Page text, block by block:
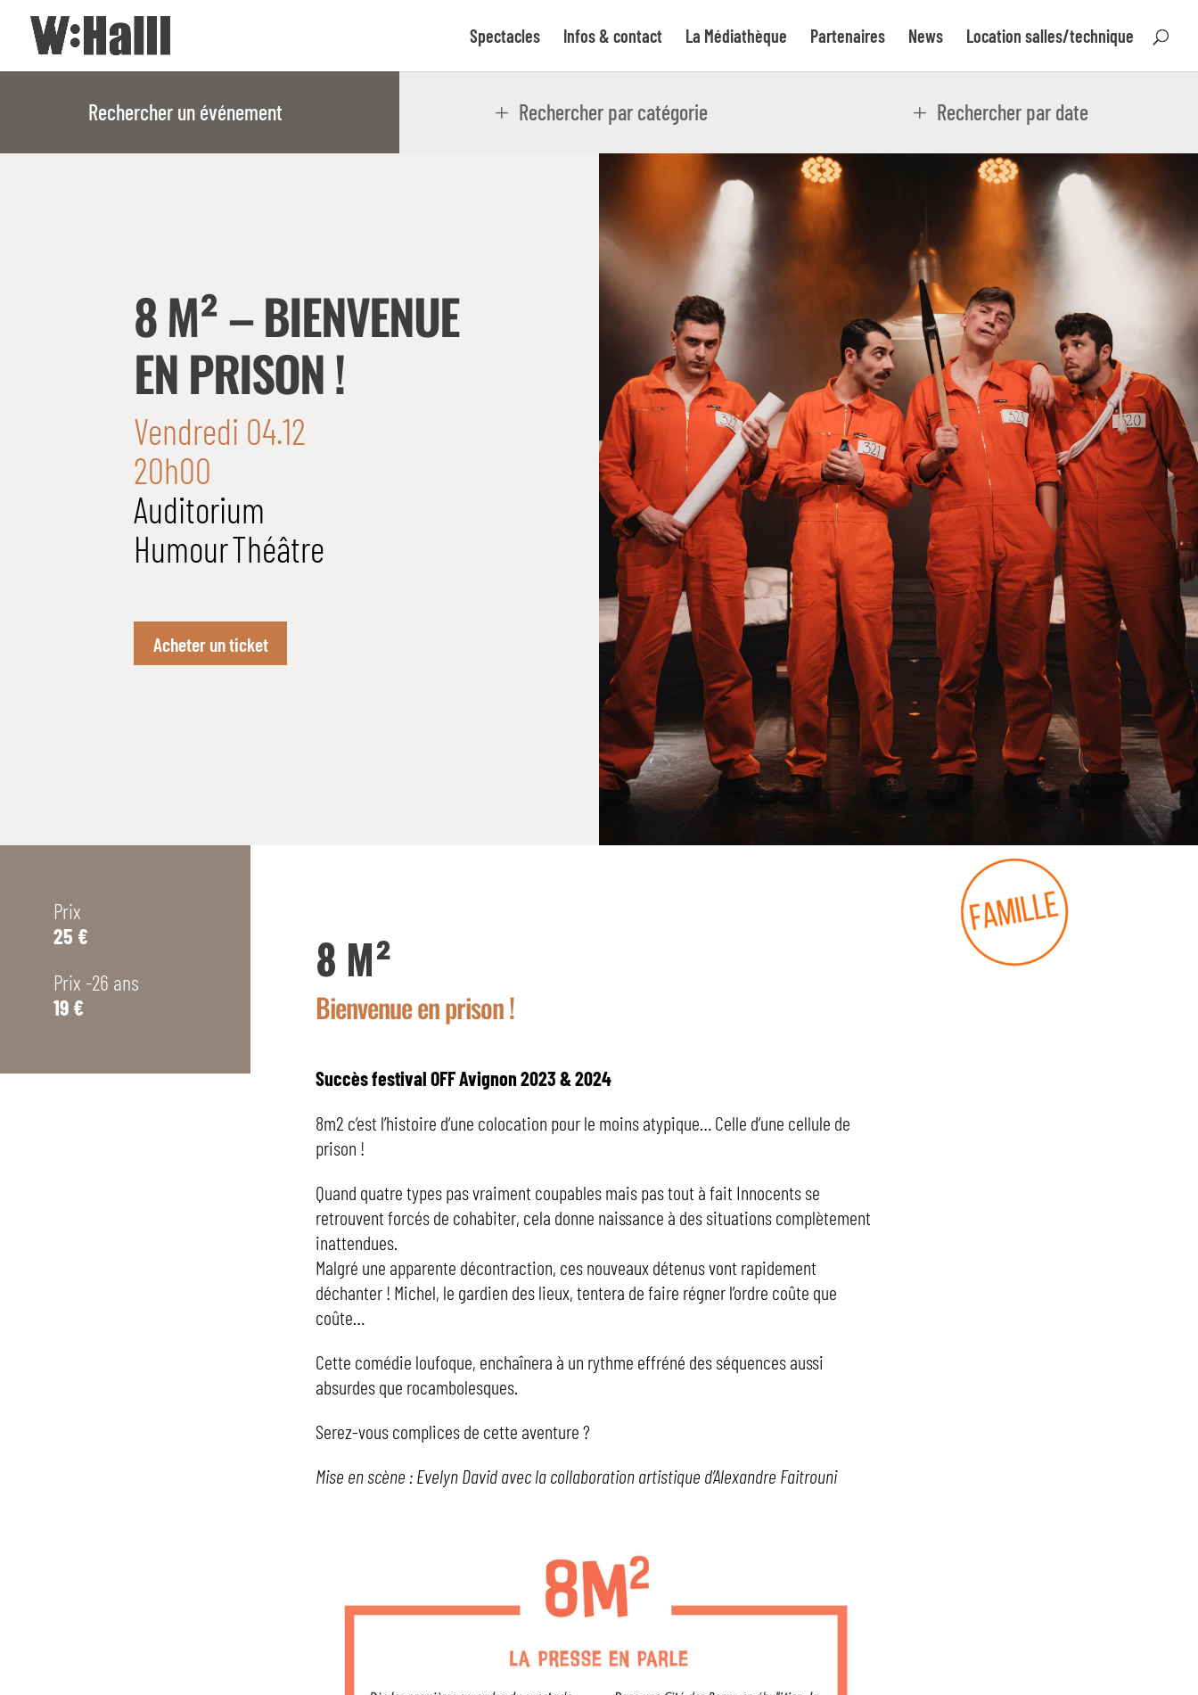
Spectacles Infos & contact La Médiathèque Partenaires News Location salles/technique
Rechercher un événement Rechercher par catégorie Rechercher par date
8 M² – BIENVENUE
EN PRISON !
Vendredi 04.12
20h00
Auditorium
HumourThéâtre
Acheter un ticket
Prix
25 €
Prix -26 ans
19 €
8 M²
Bienvenue en prison !
Succès festival OFF Avignon 2023 & 2024
8m2 c’est l’histoire d’une colocation pour le moins atypique… Celle d’une cellule de
prison !
Quand quatre types pas vraiment coupables mais pas tout à fait Innocents se
retrouvent forcés de cohabiter, cela donne naissance à des situations complètement
inattendues.
Malgré une apparente décontraction, ces nouveaux détenus vont rapidement
déchanter ! Michel, le gardien des lieux, tentera de faire régner l’ordre coûte que
coûte…
Cette comédie loufoque, enchaînera à un rythme effréné des séquences aussi
absurdes que rocambolesques.
Serez-vous complices de cette aventure ?
Mise en scène : Evelyn David avec la collaboration artistique d’Alexandre Faitrouni